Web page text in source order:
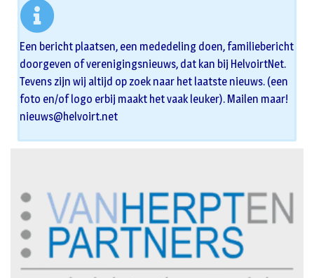
Een bericht plaatsen, een mededeling doen, familiebericht
doorgeven of verenigingsnieuws, dat kan bij HelvoirtNet.
Tevens zijn wij altijd op zoek naar het laatste nieuws. (een
foto en/of logo erbij maakt het vaak leuker). Mailen maar!
nieuws@helvoirt.net